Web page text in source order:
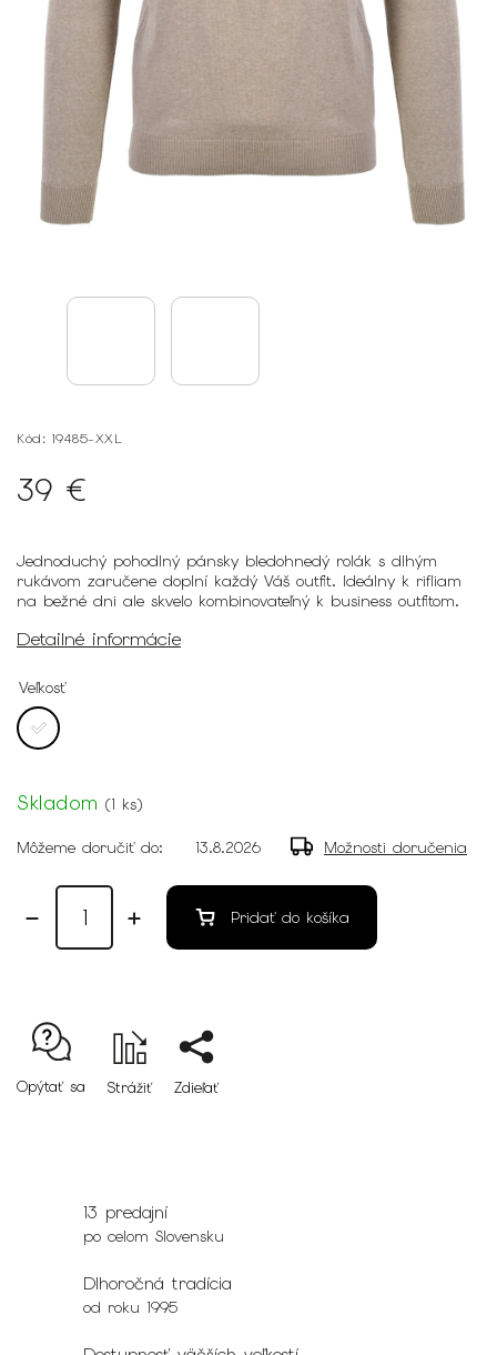
Kód: 19485-XXL
39 €
Jednoduchý pohodlný pánsky bledohnedý rolák s dlhým
rukávom zaručene doplní každý Váš outfit. Ideálny k rifliam
na bežné dni ale skvelo kombinovateľný k business outfitom.
Detailné informácie
Veľkosť
Skladom (1 ks)
Môžeme doručiť do: 13.8.2026 Možnosti doručenia
Pridať do košíka
Opýtať sa Strážiť Zdieľať
13 predajní
po celom Slovensku
Dlhoročná tradícia
od roku 1995